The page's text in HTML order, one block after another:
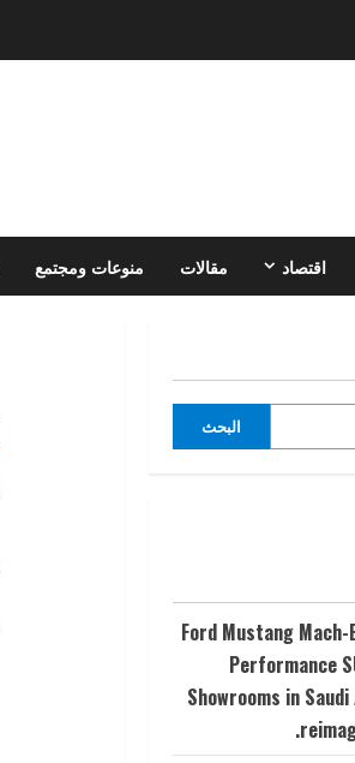
اقتصاد مقالات منوعات ومجتمع
البحث
Ford Mustang
Performance
Showrooms in